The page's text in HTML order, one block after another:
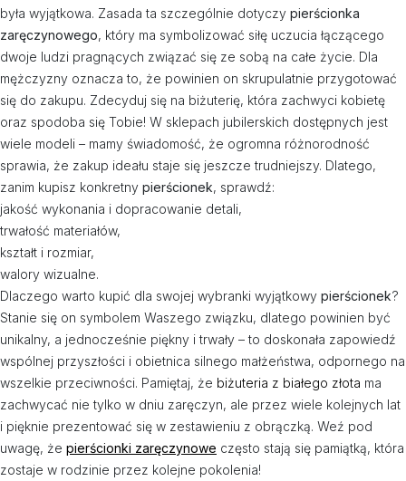
była wyjątkowa. Zasada ta szczególnie dotyczy pierścionka
zaręczynowego, który ma symbolizować siłę uczucia łączącego
dwoje ludzi pragnących związać się ze sobą na całe życie. Dla
mężczyzny oznacza to, że powinien on skrupulatnie przygotować
się do zakupu. Zdecyduj się na biżuterię, która zachwyci kobietę
oraz spodoba się Tobie! W sklepach jubilerskich dostępnych jest
wiele modeli – mamy świadomość, że ogromna różnorodność
sprawia, że zakup ideału staje się jeszcze trudniejszy. Dlatego,
zanim kupisz konkretny pierścionek, sprawdź:
jakość wykonania i dopracowanie detali,
trwałość materiałów,
kształt i rozmiar,
walory wizualne.
Dlaczego warto kupić dla swojej wybranki wyjątkowy pierścionek?
Stanie się on symbolem Waszego związku, dlatego powinien być
unikalny, a jednocześnie piękny i trwały – to doskonała zapowiedź
wspólnej przyszłości i obietnica silnego małżeństwa, odpornego na
wszelkie przeciwności. Pamiętaj, że biżuteria z białego złota ma
zachwycać nie tylko w dniu zaręczyn, ale przez wiele kolejnych lat
i pięknie prezentować się w zestawieniu z obrączką. Weź pod
uwagę, że pierścionki zaręczynowe często stają się pamiątką, która
zostaje w rodzinie przez kolejne pokolenia!